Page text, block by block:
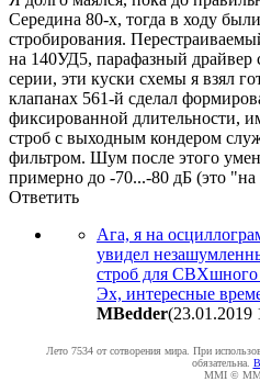
Середина 80-х, тогда в ходу
стробирования.
на 140УД5, парафазный драйвер
серии, эти куски схемы я взял
клапанах 561-й сделал
фиксированной длительности,
строб с выходным кондером
фильтром. Шум после этого
примерно до -70...-80 дБ (это "на
Ответить
Ага, я на
увидел
строб для СВХшного
Эх, интересные
MBedder(23.01.2019
Лето 7534 от сотворения мира. При
обязательна.
MMI ©